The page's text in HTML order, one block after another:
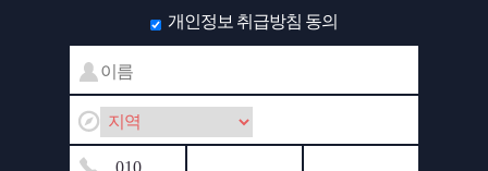
개인정보 취급방침 동의